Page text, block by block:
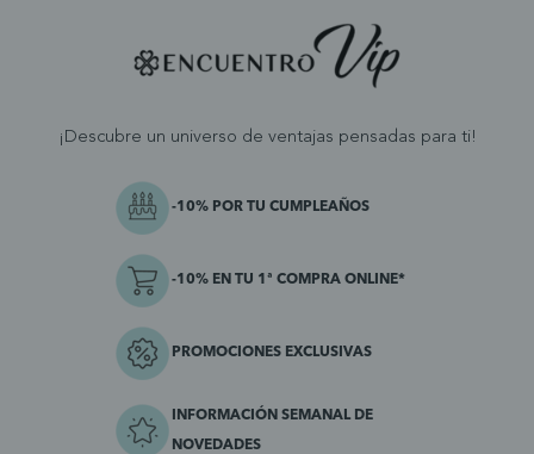
¡Descubre un universo de ventajas pensadas para ti!
-10% POR TU CUMPLEAÑOS
-10% EN TU 1ª COMPRA ONLINE*
PROMOCIONES EXCLUSIVAS
INFORMACIÓN SEMANAL DE
NOVEDADES